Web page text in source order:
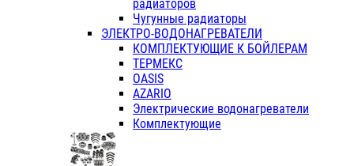
радиаторов
Чугунные радиаторы
ЭЛЕКТРО-ВОДОНАГРЕВАТЕЛИ
КОМПЛЕКТУЮЩИЕ К БОЙЛЕРАМ
ТЕРМЕКС
OASIS
AZARIO
Электрические водонагреватели
Комплектующие